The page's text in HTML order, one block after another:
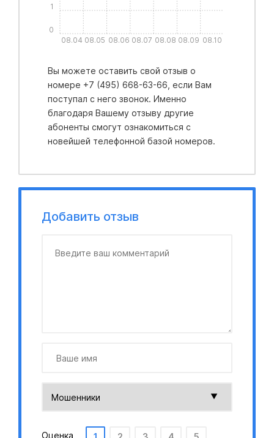
08.04 08.05 08.06 08.07 08.08 08.09 08.10
0
1
Вы можете оставить свой отзыв о
номере +7 (495) 668-63-66, если Вам
поступал с него звонок. Именно
благодаря Вашему отзыву другие
абоненты смогут ознакомиться с
новейшей телефонной базой номеров.
Добавить отзыв
Оценка